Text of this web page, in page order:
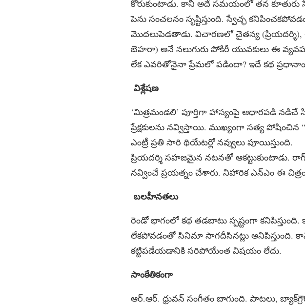
కోరుకుంటాడు. కానీ అదే సమయంలో తన
పెను సంచలనం సృష్టిస్తుంది. స్వేచ్ఛ
మొదలుపెడతాడు. విచారణలో చైతన్య
బెహరా) అనే నలుగురు పోకిరీ యువకులు ఈ
లేక ఎవరితోనైనా ప్రేమలో పడిందా? ఇదే కథ
విశ్లేషణ
‘మిత్రమండలి’ పూర్తిగా హాస్యంపై ఆధారపడి
ప్రేక్షకులను నవ్విస్తాయి. ముఖ్యంగా సత్య
ఎంట్రీ ప్రతి సారి థియేటర్లో నవ్వులు పూయిస్తుంది.
ప్రియదర్శి సహజమైన నటనతో
నవ్వించే ప్రయత్నం చేశారు. నిహారిక ఎన్‌ఎం ఈ
బలహీనతలు
రెండో భాగంలో కథ తడబాటు స్పష్టంగా
లేకపోవడంతో సినిమా సాగదీసినట్లు అనిపిస్తుంది.
కట్టిపడేయడానికి సరిపోయేంత విషయం లేదు.
సాంకేతికంగా
ఆర్‌.ఆర్‌. ధ్రువన్ సంగీతం బాగుంది. పాటలు,